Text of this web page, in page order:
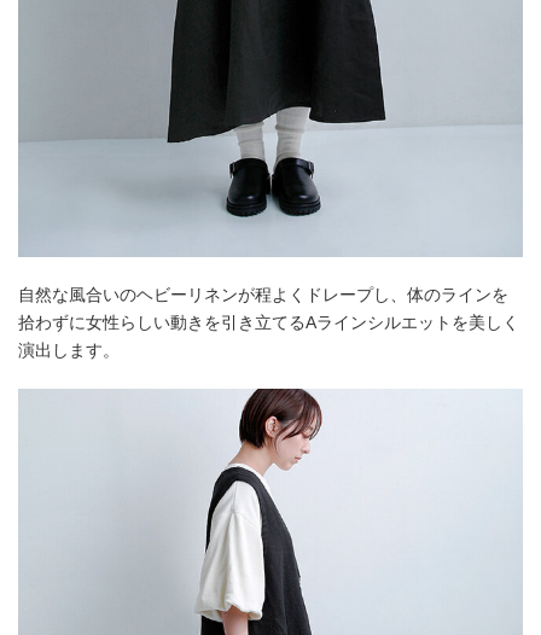
自然な風合いのヘビーリネンが程よくドレープし、体のラインを
拾わずに女性らしい動きを引き立てるAラインシルエットを美しく
演出します。